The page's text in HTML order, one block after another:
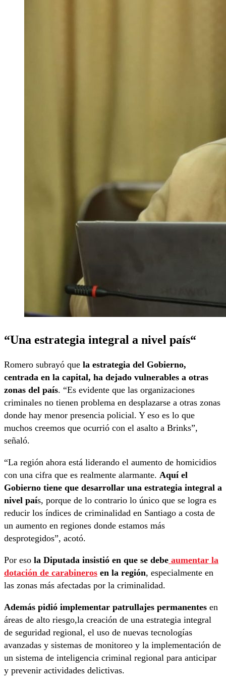
“Una estrategia integral a nivel país“
Romero subrayó que la estrategia del Gobierno,
centrada en la capital, ha dejado vulnerables a otras
zonas del país. “Es evidente que las organizaciones
criminales no tienen problema en desplazarse a otras zonas
donde hay menor presencia policial. Y eso es lo que
muchos creemos que ocurrió con el asalto a Brinks”,
señaló.
“La región ahora está liderando el aumento de homicidios
con una cifra que es realmente alarmante. Aquí el
Gobierno tiene que desarrollar una estrategia integral a
nivel país, porque de lo contrario lo único que se logra es
reducir los índices de criminalidad en Santiago a costa de
un aumento en regiones donde estamos más
desprotegidos”, acotó.
Por eso la Diputada insistió en que se debe aumentar la
dotación de carabineros en la región, especialmente en
las zonas más afectadas por la criminalidad.
Además pidió implementar patrullajes permanentes en
áreas de alto riesgo,la creación de una estrategia integral
de seguridad regional, el uso de nuevas tecnologías
avanzadas y sistemas de monitoreo y la implementación de
un sistema de inteligencia criminal regional para anticipar
y prevenir actividades delictivas.